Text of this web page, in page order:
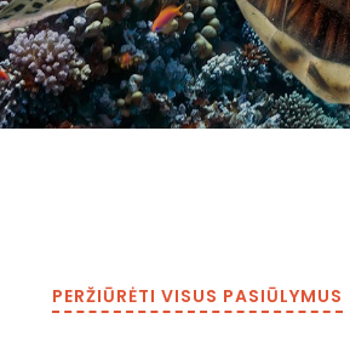
PERŽIŪRĖTI VISUS PASIŪLYMUS